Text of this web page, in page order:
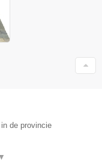
de provincie
▼